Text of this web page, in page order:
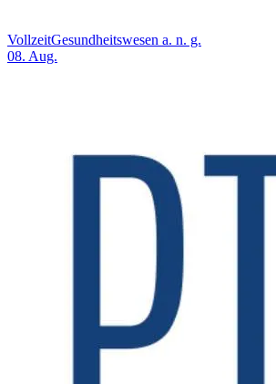
VollzeitGesundheitswesen a. n. g.
08. Aug.